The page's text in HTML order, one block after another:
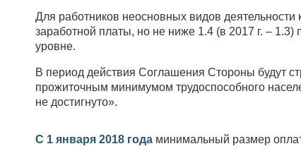
Для работников неосновных видов
заработной платы, но не ниже 1.4 (в 2017 г. –
уровне.
В период действия Соглашения Стороны будут
прожиточным минимумом трудоспособного
не достигнуто».
С 1 января 2018 года минимальный размер